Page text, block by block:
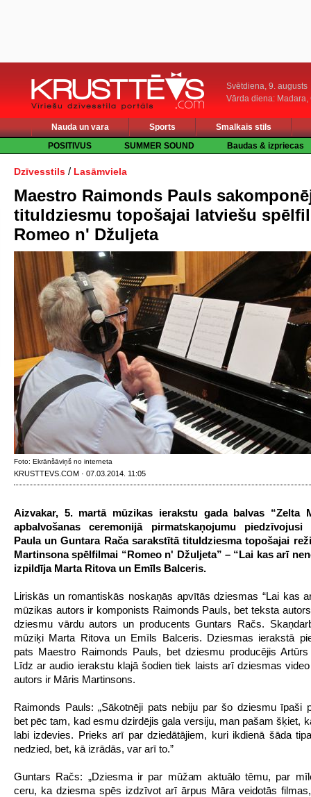
Svētdiena, 9. augusts
Vārda diena: Madara,
Nauda un vara Sports
Smalkais stils
POSITIVUS
SUMMER SOUND Baudas & izpriecas
Dzīvesstils / Lasāmviela
Maestro Raimonds Pauls
tituldziesmu topošajai latviešu
Romeo n' Džuljeta
Foto: Ekrānšāviņš no interneta
KRUSTTEVS.COM · 07.03.2014. 11:05
Aizvakar, 5. martā mūzikas ierakstu gada balvas “Zelta
apbalvošanas ceremonijā pirmatskaņojumu piedzīvojusi
Paula un Guntara Rača sarakstītā tituldziesma topošajai
Martinsona spēlfilmai “Romeo n' Džuljeta” – “Lai kas arī
izpildīja Marta Ritova un Emīls Balceris.
Liriskās un romantiskās noskaņās apvītās dziesmas “Lai kas
mūzikas autors ir komponists Raimonds Pauls, bet teksta
dziesmu vārdu autors un producents Guntars Račs.
mūziķi Marta Ritova un Emīls Balceris. Dziesmas ierakstā
pats Maestro Raimonds Pauls, bet dziesmu producējis
Līdz ar audio ierakstu klajā šodien tiek laists arī dziesmas
autors ir Māris Martinsons.
Raimonds Pauls: „Sākotnēji pats nebiju par šo dziesmu īpaši
bet pēc tam, kad esmu dzirdējis gala versiju, man pašam šķiet,
labi izdevies. Prieks arī par dziedātājiem, kuri ikdienā šāda
nedzied, bet, kā izrādās, var arī to.”
Guntars Račs: „Dziesma ir par mūžam aktuālo tēmu, par
ceru, ka dziesma spēs izdzīvot arī ārpus Māra veidotās